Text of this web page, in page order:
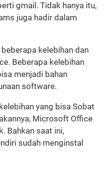
gmail. Tidak hanya itu,
juga hadir dalam
kelebihan dan
Beberapa kelebihan
menjadi bahan
software.
yang bisa Sobat
Microsoft Office
Bahkan saat ini,
sudah menginstal